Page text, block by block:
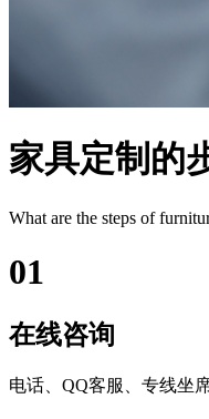
家具定制的
What are the steps of
01
在线咨询
电话、QQ客服、专线坐